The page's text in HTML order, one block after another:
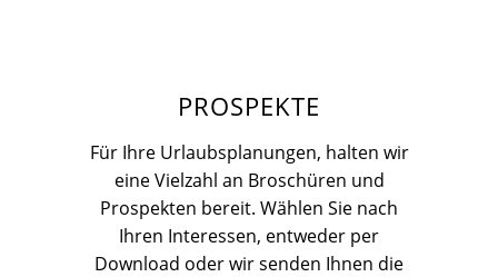
PROSPEKTE
Für Ihre Urlaubsplanungen, halten wir
eine Vielzahl an Broschüren und
Prospekten bereit. Wählen Sie nach
Ihren Interessen, entweder per
Download oder wir senden Ihnen die